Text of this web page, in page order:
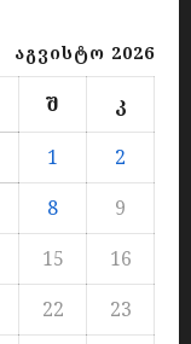
აგვისტო 2026
შ
კ
1
2
8
9
15
16
22
23